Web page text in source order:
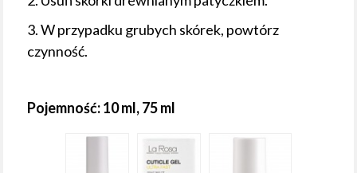
3. W przypadku grubych skórek, powtórz
czynność.
Pojemność: 10 ml, 75 ml